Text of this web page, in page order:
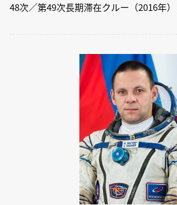
48次／第49次長期滞在クルー（2016年）